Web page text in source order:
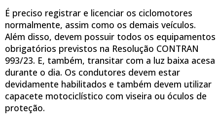
É preciso registrar e licenciar os ciclomotores
normalmente, assim como os demais veículos.
Além disso, devem possuir todos os equipamentos
obrigatórios previstos na Resolução CONTRAN
993/23. E, também, transitar com a luz baixa acesa
durante o dia. Os condutores devem estar
devidamente habilitados e também devem utilizar
capacete motociclístico com viseira ou óculos de
proteção.